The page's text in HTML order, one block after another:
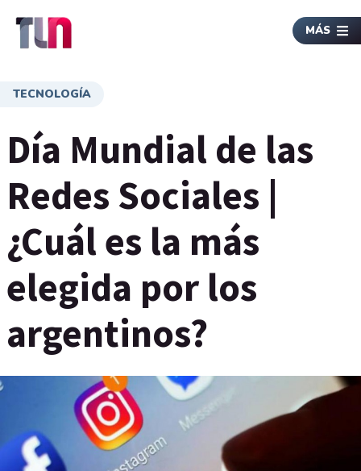
MÁS
TECNOLOGÍA
Día Mundial de las
Redes Sociales |
¿Cuál es la más
elegida por los
argentinos?